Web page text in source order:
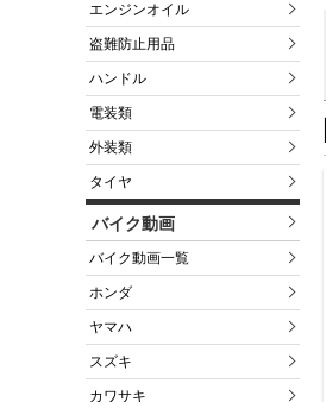
エンジンオイル
盗難防止用品
ハンドル
電装類
外装類
タイヤ
バイク動画
バイク動画一覧
ホンダ
ヤマハ
スズキ
カワサキ